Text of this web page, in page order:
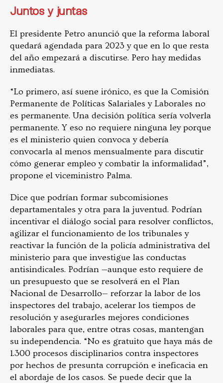
Juntos y juntas
El presidente Petro anunció que la reforma laboral
quedará agendada para 2023 y que en lo que resta
del año empezará a discutirse. Pero hay medidas
inmediatas.
“Lo primero, así suene irónico, es que la Comisión
Permanente de Políticas Salariales y Laborales no
es permanente. Una decisión política sería volverla
permanente. Y eso no requiere ninguna ley porque
es el ministerio quien convoca y debería
convocarla al menos mensualmente para discutir
cómo generar empleo y combatir la informalidad”,
propone el viceministro Palma.
Dice que podrían formar subcomisiones
departamentales y otra para la juventud. Podrían
incentivar el diálogo social para resolver conflictos,
agilizar el funcionamiento de los tribunales y
reactivar la función de la policía administrativa del
ministerio para que investigue las conductas
antisindicales. Podrían —aunque esto requiere de
un presupuesto que se resolverá en el Plan
Nacional de Desarrollo— reforzar la labor de los
inspectores del trabajo, acelerar los tiempos de
resolución y asegurarles mejores condiciones
laborales para que, entre otras cosas, mantengan
su independencia. “No es gratuito que haya más de
1.300 procesos disciplinarios contra inspectores
por hechos de presunta corrupción e ineficacia en
el abordaje de los casos. Se puede decir que la